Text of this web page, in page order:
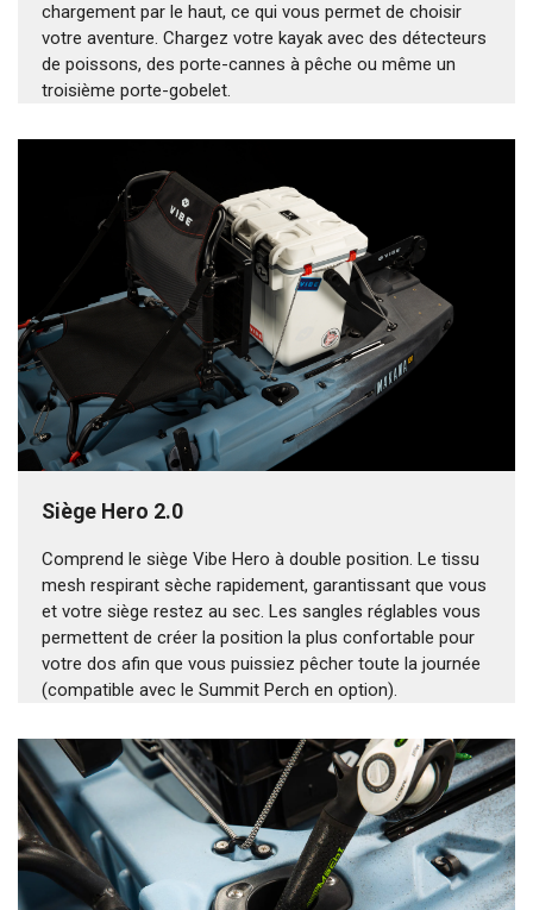
chargement par le haut, ce qui vous permet de choisir
votre aventure. Chargez votre kayak avec des détecteurs
de poissons, des porte-cannes à pêche ou même un
troisième porte-gobelet.
Siège Hero 2.0
Comprend le siège Vibe Hero à double position. Le tissu
mesh respirant sèche rapidement, garantissant que vous
et votre siège restez au sec. Les sangles réglables vous
permettent de créer la position la plus confortable pour
votre dos afin que vous puissiez pêcher toute la journée
(compatible avec le Summit Perch en option).